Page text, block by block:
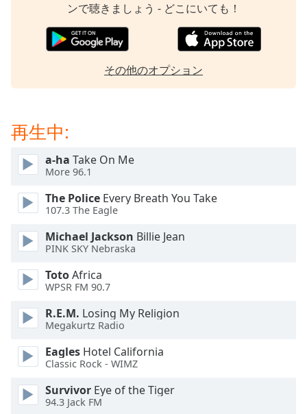
cancel
close
the
window.
Color
Opacity
Background
Color
Opacity
Caption
Area
ンで聴きましょう - どこにいても！
その他のオプション
再生中:
a-ha Take On Me
More 96.1
The Police Every Breath You Take
107.3 The Eagle
Michael Jackson Billie Jean
PINK SKY Nebraska
TotoAfrica
WPSR FM 90.7
R.E.M. Losing My Religion
Megakurtz Radio
Eagles Hotel California
Classic Rock - WIMZ
Survivor Eye of the Tiger
94.3 Jack FM